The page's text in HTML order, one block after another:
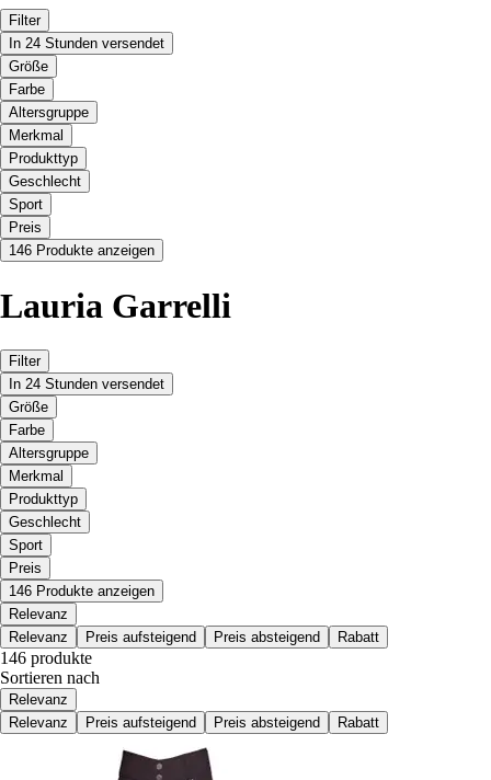
Filter
In 24 Stunden versendet
Größe
Farbe
Altersgruppe
Merkmal
Produkttyp
Geschlecht
Sport
Preis
146 Produkte anzeigen
Lauria Garrelli
Filter
In 24 Stunden versendet
Größe
Farbe
Altersgruppe
Merkmal
Produkttyp
Geschlecht
Sport
Preis
146 Produkte anzeigen
Relevanz
Relevanz
Preis aufsteigend Preis absteigend Rabatt
146 produkte
Sortieren nach
Relevanz
Relevanz
Preis aufsteigend Preis absteigend Rabatt